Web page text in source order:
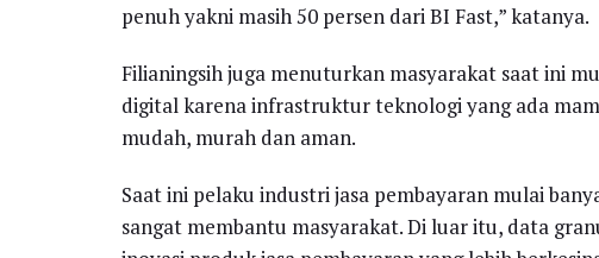
penuh yakni masih 50 persen dari BI Fast,” katanya.
Filianingsih juga menuturkan masyarakat saat ini
digital karena infrastruktur teknologi yang ada
mudah, murah dan aman.
Saat ini pelaku industri jasa pembayaran mulai
sangat membantu masyarakat. Di luar itu, data